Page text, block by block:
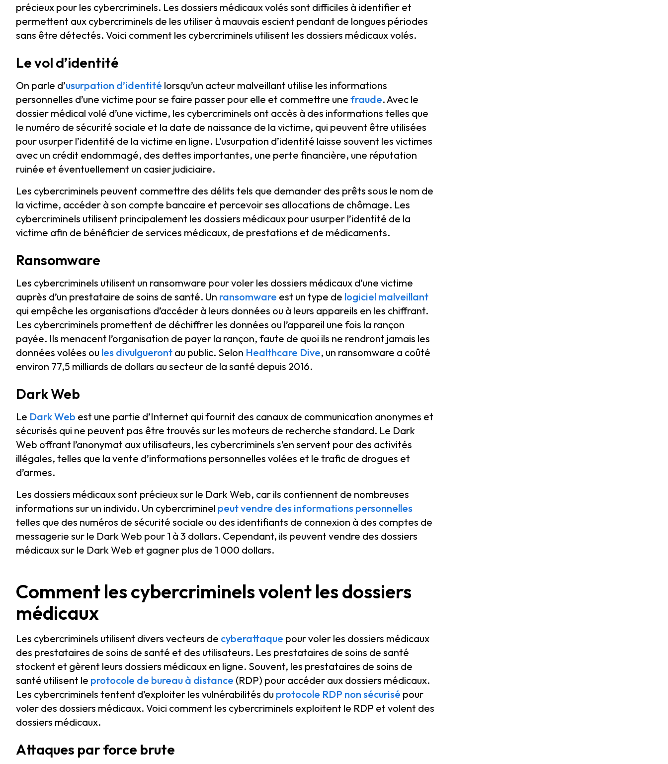
précieux pour les cybercriminels. Les dossiers médicaux volés sont difficiles à identifier et
permettent aux cybercriminels de les utiliser à mauvais escient pendant de longues périodes
sans être détectés. Voici comment les cybercriminels utilisent les dossiers médicaux volés.
Le vol d’identité
On parle d’usurpation d’identité lorsqu’un acteur malveillant utilise les informations
personnelles d’une victime pour se faire passer pour elle et commettre une fraude. Avec le
dossier médical volé d’une victime, les cybercriminels ont accès à des informations telles que
le numéro de sécurité sociale et la date de naissance de la victime, qui peuvent être utilisées
pour usurper l’identité de la victime en ligne. L’usurpation d’identité laisse souvent les victimes
avec un crédit endommagé, des dettes importantes, une perte financière, une réputation
ruinée et éventuellement un casier judiciaire.
Les cybercriminels peuvent commettre des délits tels que demander des prêts sous le nom de
la victime, accéder à son compte bancaire et percevoir ses allocations de chômage. Les
cybercriminels utilisent principalement les dossiers médicaux pour usurper l’identité de la
victime afin de bénéficier de services médicaux, de prestations et de médicaments.
Ransomware
Les cybercriminels utilisent un ransomware pour voler les dossiers médicaux d’une victime
auprès d’un prestataire de soins de santé. Un ransomware est un type de logiciel malveillant
qui empêche les organisations d’accéder à leurs données ou à leurs appareils en les chiffrant.
Les cybercriminels promettent de déchiffrer les données ou l’appareil une fois la rançon
payée. Ils menacent l’organisation de payer la rançon, faute de quoi ils ne rendront jamais les
données volées ou les divulgueront au public. Selon Healthcare Dive, un ransomware a coûté
environ 77,5 milliards de dollars au secteur de la santé depuis 2016.
Dark Web
Le Dark Web est une partie d’Internet qui fournit des canaux de communication anonymes et
sécurisés qui ne peuvent pas être trouvés sur les moteurs de recherche standard. Le Dark
Web offrant l’anonymat aux utilisateurs, les cybercriminels s’en servent pour des activités
illégales, telles que la vente d’informations personnelles volées et le trafic de drogues et
d’armes.
Les dossiers médicaux sont précieux sur le Dark Web, car ils contiennent de nombreuses
informations sur un individu. Un cybercriminel peut vendre des informations personnelles
telles que des numéros de sécurité sociale ou des identifiants de connexion à des comptes de
messagerie sur le Dark Web pour 1 à 3 dollars. Cependant, ils peuvent vendre des dossiers
médicaux sur le Dark Web et gagner plus de 1 000 dollars.
Comment les cybercriminels volent les dossiers
médicaux
Les cybercriminels utilisent divers vecteurs de cyberattaque pour voler les dossiers médicaux
des prestataires de soins de santé et des utilisateurs. Les prestataires de soins de santé
stockent et gèrent leurs dossiers médicaux en ligne. Souvent, les prestataires de soins de
santé utilisent le protocole de bureau à distance (RDP) pour accéder aux dossiers médicaux.
Les cybercriminels tentent d’exploiter les vulnérabilités du protocole RDP non sécurisé pour
voler des dossiers médicaux. Voici comment les cybercriminels exploitent le RDP et volent des
dossiers médicaux.
Attaques par force brute